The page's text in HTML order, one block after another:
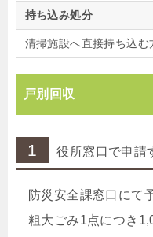
持ち込み処分
清掃施設へ直接持ち込む
戸別回収
1 役所窓口で申請
防災安全課窓口にて
粗大ごみ1点につき